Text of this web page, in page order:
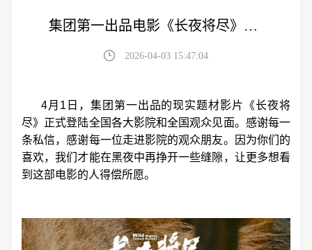
集团第一出品电影《长夜将尽》全国上映
2026-04-03 15:47:04
4月1日，集团第一出品的现实题材影片《长夜将
尽》正式登陆全国各大影院和全国观众见面。感谢每一
条私信，感谢每一位走进影院的观众朋友。因为你们的
喜欢，我们才能在黑夜中再挣开一些缝隙，让更多想看
到这部电影的人得偿所愿。